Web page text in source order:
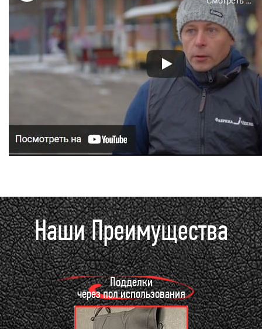
Наши Преимущества
Подделки
через пол использования